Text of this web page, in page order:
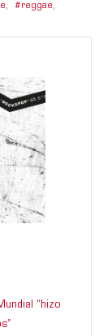
, reggae,
“hizo